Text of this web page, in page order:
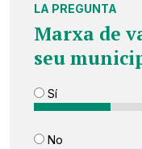
LA PREGUNTA
Marxa de
seu
Sí
No